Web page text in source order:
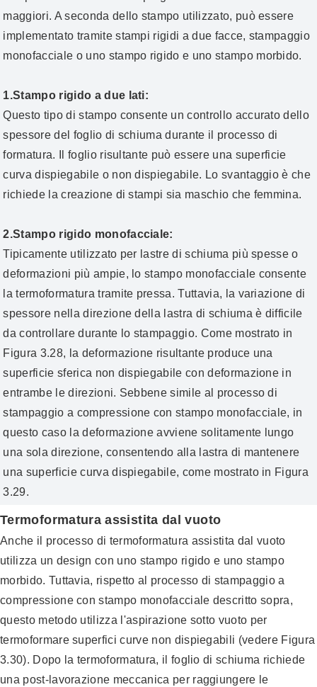
maggiori. A seconda dello stampo utilizzato, può essere
implementato tramite stampi rigidi a due facce, stampaggio
monofacciale o uno stampo rigido e uno stampo morbido.
1.Stampo rigido a due lati:
Questo tipo di stampo consente un controllo accurato dello
spessore del foglio di schiuma durante il processo di
formatura. Il foglio risultante può essere una superficie
curva dispiegabile o non dispiegabile. Lo svantaggio è che
richiede la creazione di stampi sia maschio che femmina.
2.Stampo rigido monofacciale:
Tipicamente utilizzato per lastre di schiuma più spesse o
deformazioni più ampie, lo stampo monofacciale consente
la termoformatura tramite pressa. Tuttavia, la variazione di
spessore nella direzione della lastra di schiuma è difficile
da controllare durante lo stampaggio. Come mostrato in
Figura 3.28, la deformazione risultante produce una
superficie sferica non dispiegabile con deformazione in
entrambe le direzioni. Sebbene simile al processo di
stampaggio a compressione con stampo monofacciale, in
questo caso la deformazione avviene solitamente lungo
una sola direzione, consentendo alla lastra di mantenere
una superficie curva dispiegabile, come mostrato in Figura
3.29.
Termoformatura assistita dal vuoto
Anche il processo di termoformatura assistita dal vuoto
utilizza un design con uno stampo rigido e uno stampo
morbido. Tuttavia, rispetto al processo di stampaggio a
compressione con stampo monofacciale descritto sopra,
questo metodo utilizza l'aspirazione sotto vuoto per
termoformare superfici curve non dispiegabili (vedere Figura
3.30). Dopo la termoformatura, il foglio di schiuma richiede
una post-lavorazione meccanica per raggiungere le